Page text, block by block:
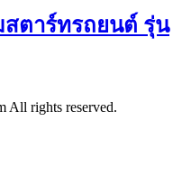
ตาร์ทรถยนต์ รุ่น
rights reserved.